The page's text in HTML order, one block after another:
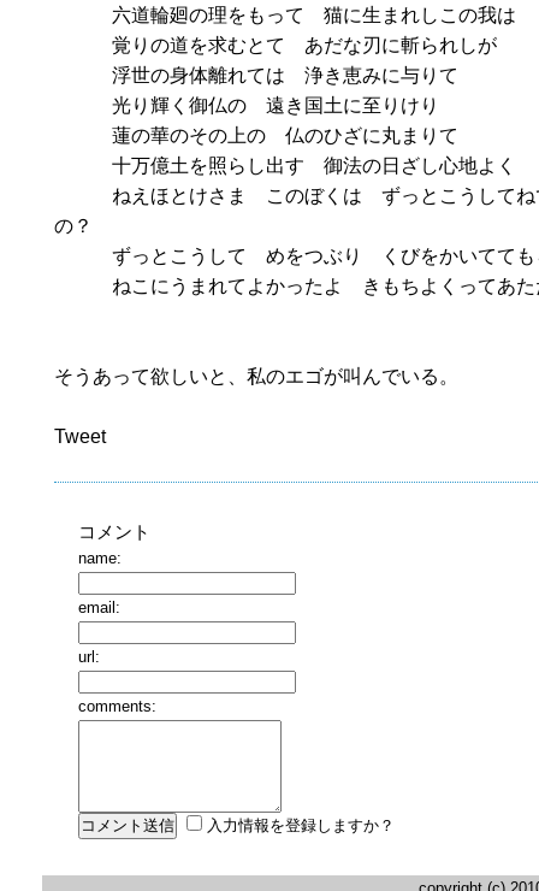
六道輪廻の理をもって 猫に生まれしこの我は
覚りの道を求むとて あだな刃に斬られしが
浮世の身体離れては 浄き恵みに与りて
光り輝く御仏の 遠き国土に至りけり
蓮の華のその上の 仏のひざに丸まりて
十万億土を照らし出す 御法の日ざし心地よく
ねえほとけさま このぼくは ずっとこうしてね
の？
ずっとこうして めをつぶり くびをかいてても
ねこにうまれてよかったよ きもちよくってあた
そうあって欲しいと、私のエゴが叫んでいる。
Tweet
コメント
name:
email:
url:
comments:
入力情報を登録しますか？